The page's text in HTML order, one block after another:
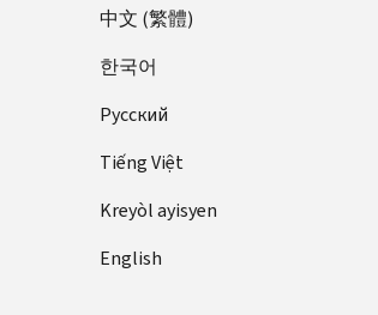
中文 (繁體)
한국어
Pусский
Tiếng Việt
Kreyòl ayisyen
English